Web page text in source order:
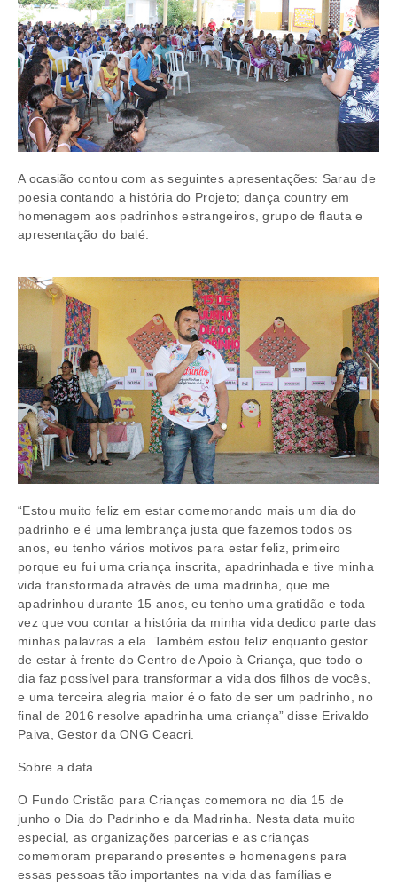
A ocasião contou com as seguintes apresentações: Sarau de
poesia contando a história do Projeto; dança country em
homenagem aos padrinhos estrangeiros, grupo de flauta e
apresentação do balé.
“Estou muito feliz em estar comemorando mais um dia do
padrinho e é uma lembrança justa que fazemos todos os
anos, eu tenho vários motivos para estar feliz, primeiro
porque eu fui uma criança inscrita, apadrinhada e tive minha
vida transformada através de uma madrinha, que me
apadrinhou durante 15 anos, eu tenho uma gratidão e toda
vez que vou contar a história da minha vida dedico parte das
minhas palavras a ela. Também estou feliz enquanto gestor
de estar à frente do Centro de Apoio à Criança, que todo o
dia faz possível para transformar a vida dos filhos de vocês,
e uma terceira alegria maior é o fato de ser um padrinho, no
final de 2016 resolve apadrinha uma criança” disse Erivaldo
Paiva, Gestor da ONG Ceacri.
Sobre a data
O Fundo Cristão para Crianças comemora no dia 15 de
junho o Dia do Padrinho e da Madrinha. Nesta data muito
especial, as organizações parcerias e as crianças
comemoram preparando presentes e homenagens para
essas pessoas tão importantes na vida das famílias e